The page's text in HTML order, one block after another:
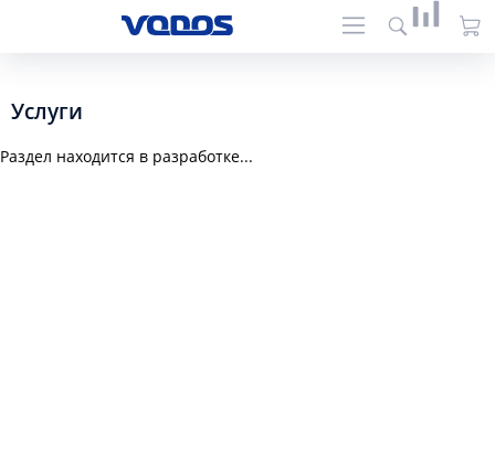
Услуги
Раздел находится в разработке...